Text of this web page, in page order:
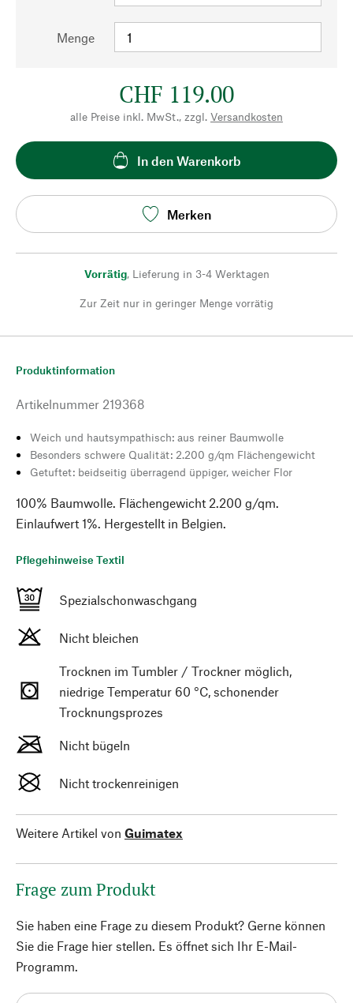
Menge
CHF 119.00
alle Preise inkl. MwSt., zzgl. Versandkosten
In den Warenkorb
Merken
Vorrätig, Lieferung in 3-4 Werktagen
Zur Zeit nur in geringer Menge vorrätig
Produktinformation
Artikelnummer 219368
Weich und hautsympathisch: aus reiner Baumwolle
Besonders schwere Qualität: 2.200 g/qm Flächengewicht
Getuftet: beidseitig überragend üppiger, weicher Flor
100% Baumwolle. Flächengewicht 2.200 g/qm.
Einlaufwert 1%. Hergestellt in Belgien.
Pflegehinweise Textil
Spezialschonwaschgang
Nicht bleichen
Trocknen im Tumbler / Trockner möglich,
niedrige Temperatur 60 °C, schonender
Trocknungsprozes
Nicht bügeln
Nicht trockenreinigen
Weitere Artikel von Guimatex
Frage zum Produkt
Sie haben eine Frage zu diesem Produkt? Gerne können
Sie die Frage hier stellen. Es öffnet sich Ihr E-Mail-
Programm.